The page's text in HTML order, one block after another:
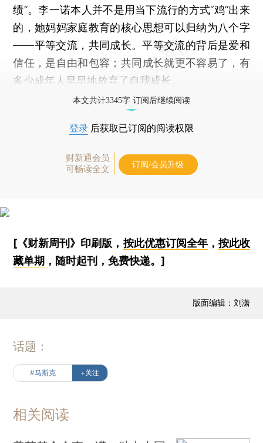
绩”。李一诺本人并不是用当下流行的方式“鸡”出来
的，她妈妈家庭教育的核心思想可以归纳为八个字
——平等交流，共同成长。平等交流的背后是爱和
信任，是自由和包容；共同成长就更不容易了，有
多少成年人早早地放弃了自我成长。
本文共计3345字 订阅后继续阅读
登录 后获取已订阅的阅读权限
财新通会员
可畅读全文
订阅/会员升级
[《财新周刊》印刷版， 按此优惠订阅全年， 按此收
藏单期 ，随时起刊，免费快递。]
版面编辑：刘潇
话题：
#马斯克 +关注
相关阅读